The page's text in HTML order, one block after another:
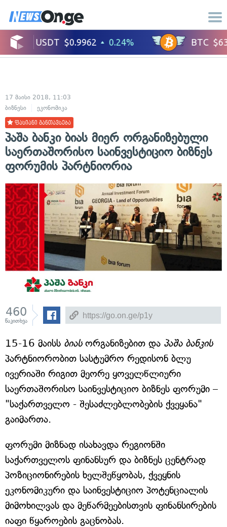
17 მაისი 2018, 11:03
ბიზნესი
ეკონომიკა
ფასიანი განთავსება
პაშა ბანკი ბიას მიერ ორგანიზებული
საერთაშორისო საინვესტიციო ბიზნეს
ფორუმის პარტნიორია
460
წაკითხვა
15-16 მაისს ბიასორგანიზებით და პაშა ბანკის
პარტნიორობით სასტუმრო რედისონ ბლუ
ივერიაში რიგით მეორე ყოველწლიური
საერთაშორისო საინვესტიციო ბიზნეს ფორუმი –
"საქართველო - შესაძლებლობების ქვეყანა"
გაიმართა.
ფორუმი მიზნად ისახავდა რეგიონში
საქართველოს ფინანსურ და ბიზნეს ცენტრად
პოზიციონირების ხელშეწყობას, ქვეყნის
ეკონომიკური და საინვესტიციო პოტენციალის
მიმოხილვას და მეწარმეებისთვის ფინანსირების
იაფი წყაროების გაცნობას.